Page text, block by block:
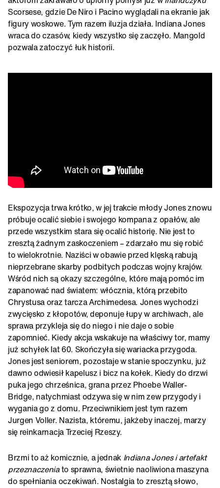
Scorsese, gdzie De Niro i Pacino wyglądali na ekranie jak
figury woskowe. Tym razem iluzja działa. Indiana Jones
wraca do czasów, kiedy wszystko się zaczęło. Mangold
pozwala zatoczyć łuk historii.
Ekspozycja trwa krótko, w jej trakcie młody Jones znowu
próbuje ocalić siebie i swojego kompana z opałów, ale
przede wszystkim stara się ocalić historię. Nie jest to
zresztą żadnym zaskoczeniem – zdarzało mu się robić
to wielokrotnie. Naziści w obawie przed klęską rabują
nieprzebrane skarby podbitych podczas wojny krajów.
Wśród nich są okazy szczególne, które mają pomóc im
zapanować nad światem: włócznia, którą przebito
Chrystusa oraz tarcza Archimedesa. Jones wychodzi
zwycięsko z kłopotów, deponuje łupy w archiwach, ale
sprawa przykleja się do niego i nie daje o sobie
zapomnieć. Kiedy akcja wskakuje na właściwy tor, mamy
już schyłek lat 60. Skończyła się wariacka przygoda.
Jones jest seniorem, pozostaje w stanie spoczynku, już
dawno odwiesił kapelusz i bicz na kołek. Kiedy do drzwi
puka jego chrześnica, grana przez Phoebe Waller-
Bridge, natychmiast odzywa się w nim zew przygody i
wygania go z domu. Przeciwnikiem jest tym razem
Jurgen Voller. Nazista, któremu, jakżeby inaczej, marzy
się reinkarnacja Trzeciej Rzeszy.
Brzmi to aż komicznie, a jednak Indiana Jones i artefakt
przeznaczeniato sprawna, świetnie naoliwiona maszyna
do spełniania oczekiwań. Nostalgia to zresztą słowo,